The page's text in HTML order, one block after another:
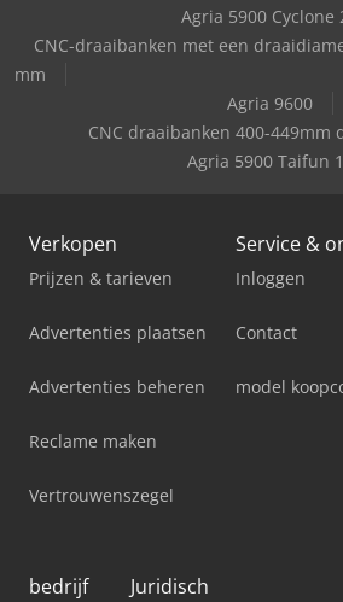
Agria 5900 Cyclone
CNC-draaibanken met een
mm
Agria 9600
CNC draaibanken 400-449mm
Agria 5900 Taifun
Verkopen
Prijzen & tarieven
Advertenties plaatsen
Advertenties beheren
Reclame maken
Vertrouwenszegel
Service &
Inloggen
Contact
model
bedrijf Juridisch